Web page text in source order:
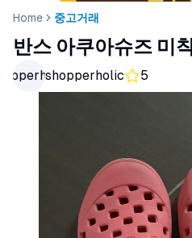
Home 중고거래
반스 아쿠아슈즈 미
shopperholic 5